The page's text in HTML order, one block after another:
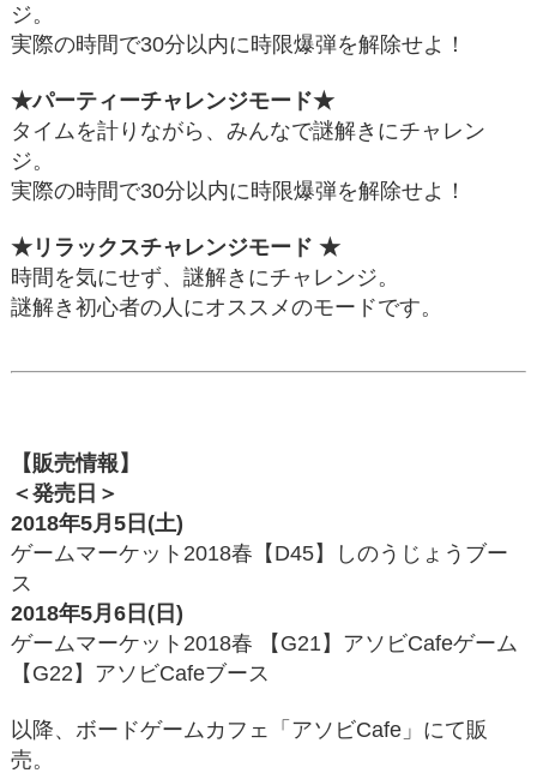
ジ。
実際の時間で30分以内に時限爆弾を解除せよ！
★パーティーチャレンジモード★
タイムを計りながら、みんなで謎解きにチャレン
ジ。
実際の時間で30分以内に時限爆弾を解除せよ！
★リラックスチャレンジモード ★
時間を気にせず、謎解きにチャレンジ。
謎解き初心者の人にオススメのモードです。
【販売情報】
＜発売日＞
2018年5月5日(土)
ゲームマーケット2018春【D45】しのうじょうブー
ス
2018年5月6日(日)
ゲームマーケット2018春 【G21】アソビCafeゲーム
【G22】アソビCafeブース
以降、ボードゲームカフェ「アソビCafe」にて販
売。